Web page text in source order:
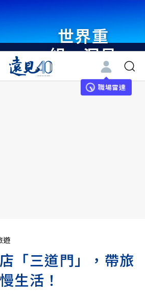
世界重
組・洞見
未來 與
世界領袖
職場雷達
遊
「三道門」，帶旅
生活！